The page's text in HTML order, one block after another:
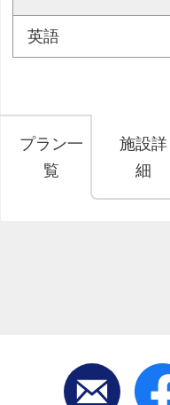
英語
プラン一
覧
施設詳
細